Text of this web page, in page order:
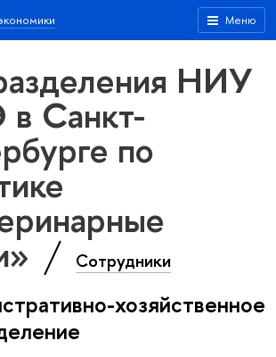
Меню
НИУ
Санкт-
по
Сотрудники
хозяйственное